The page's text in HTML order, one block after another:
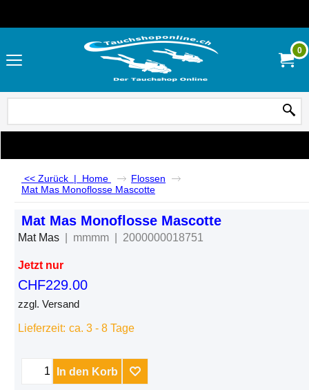
0
<< Zurück | Home
Flossen
Mat Mas Monoflosse Mascotte
Mat Mas Monoflosse Mascotte
Mat Mas mmmm 2000000018751
Jetzt nur
CHF229.00
zzgl. Versand
Lieferzeit: ca. 3 - 8 Tage
In den Korb